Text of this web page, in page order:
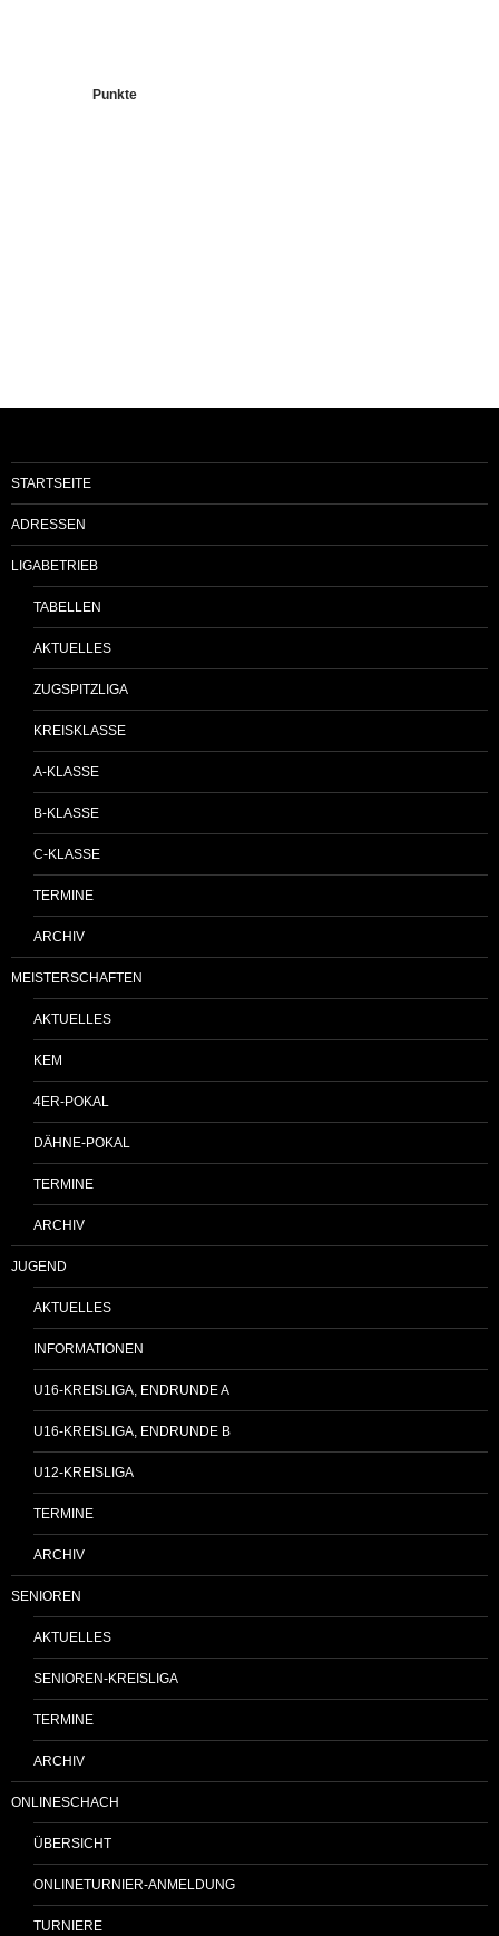
Punkte
STARTSEITE
ADRESSEN
LIGABETRIEB
TABELLEN
AKTUELLES
ZUGSPITZLIGA
KREISKLASSE
A-KLASSE
B-KLASSE
C-KLASSE
TERMINE
ARCHIV
MEISTERSCHAFTEN
AKTUELLES
KEM
4ER-POKAL
DÄHNE-POKAL
TERMINE
ARCHIV
JUGEND
AKTUELLES
INFORMATIONEN
U16-KREISLIGA, ENDRUNDE A
U16-KREISLIGA, ENDRUNDE B
U12-KREISLIGA
TERMINE
ARCHIV
SENIOREN
AKTUELLES
SENIOREN-KREISLIGA
TERMINE
ARCHIV
ONLINESCHACH
ÜBERSICHT
ONLINETURNIER-ANMELDUNG
TURNIERE